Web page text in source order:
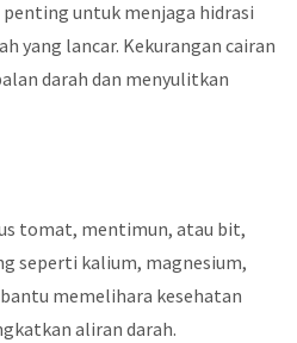
untuk menjaga hidrasi
yang lancar. Kekurangan cairan
darah dan menyulitkan
tomat, mentimun, atau bit,
seperti kalium, magnesium,
memelihara kesehatan
aliran darah.